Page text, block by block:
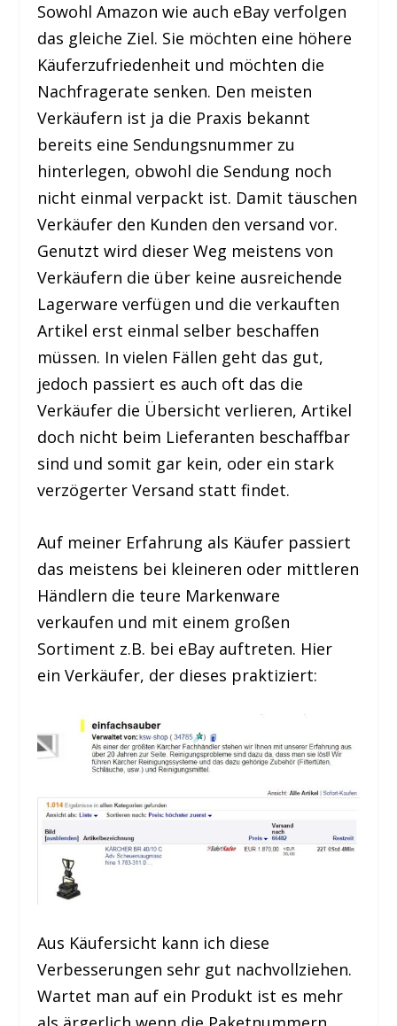
Sowohl Amazon wie auch eBay verfolgen
das gleiche Ziel. Sie möchten eine höhere
Käuferzufriedenheit und möchten die
Nachfragerate senken. Den meisten
Verkäufern ist ja die Praxis bekannt
bereits eine Sendungsnummer zu
hinterlegen, obwohl die Sendung noch
nicht einmal verpackt ist. Damit täuschen
Verkäufer den Kunden den versand vor.
Genutzt wird dieser Weg meistens von
Verkäufern die über keine ausreichende
Lagerware verfügen und die verkauften
Artikel erst einmal selber beschaffen
müssen. In vielen Fällen geht das gut,
jedoch passiert es auch oft das die
Verkäufer die Übersicht verlieren, Artikel
doch nicht beim Lieferanten beschaffbar
sind und somit gar kein, oder ein stark
verzögerter Versand statt findet.
Auf meiner Erfahrung als Käufer passiert
das meistens bei kleineren oder mittleren
Händlern die teure Markenware
verkaufen und mit einem großen
Sortiment z.B. bei eBay auftreten. Hier
ein Verkäufer, der dieses praktiziert:
Aus Käufersicht kann ich diese
Verbesserungen sehr gut nachvollziehen.
Wartet man auf ein Produkt ist es mehr